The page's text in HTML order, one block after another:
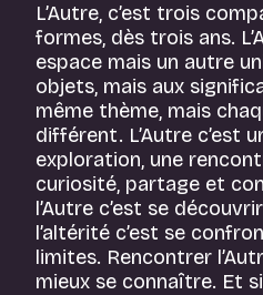
L’Autre, c’est trois
formes, dès trois ans.
espace mais un autre
objets, mais aux
même thème, mais
différent. L’Autre c’est
exploration, une
curiosité, partage et
l’Autre c’est se
l’altérité c’est se
limites. Rencontrer
mieux se connaître. Et